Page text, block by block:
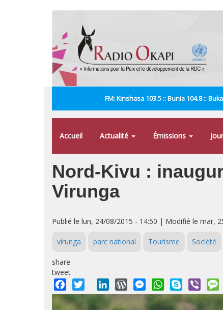
FM: Kinshasa 103.5 :: Bunia 104.8 ::
Accueil Actualité Émissions
Nord-Kivu :
Virunga
Publié le lun, 24/08/2015 - 14:50 | Modifié le mar,
virunga parc national Tourisme Société
share
tweet
Facebook
Twitter LinkedInWordPressMessengerWhatsApp
Skype Viber